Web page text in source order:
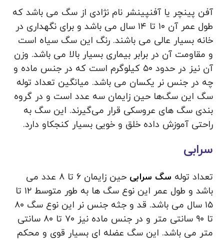
آفن پینچر یا آفنپینشر نام نژادی از سگ می باشد که
طول عمر آن ۱۰ تا ۱۴ سال می باشد و برای نگهداری در
خانه بسیار عالی می باشند. رنگ این سگ سیاه است
و مقاومت آن در برابر بیماری بسیار بالا می باشد. وزن
آن نیز در حدود ۵۰ کیلوگرم است که در جنس ماده و
چه در جنس نر یکسان می باشد. میانگین تعداد توله
سگ این سگ‌ها حین زایمان سه عدد است و در گروه
بندی سگ های عروسکی قرار می‌گیرند. این سگ به
راحتی آموزش داده خلق و خویی بسیار کنجکاو دارد.
سرابی
تعداد توله سگ سرابی
حین زایمان ۶ تا ۸ عدد می
باشد و طول عمر این نوع سگ ها به طور متوسط ۱۲ تا
۱۵ سال می باشد. قد و جثه جنس نر این نوع سگ ۸۰
تا ۹۰ سانتی متر و در جنس ماده نیز ۷۰ تا ۸۰ سانتی
متر می باشد. این سگ عضله ای بسیار قوی و محکم